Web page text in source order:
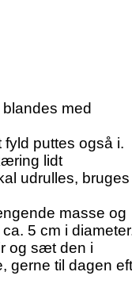
med
puttes også i.
lidt
udrulles, bruges
masse og
5 cm i
og sæt den i
gerne til dagen